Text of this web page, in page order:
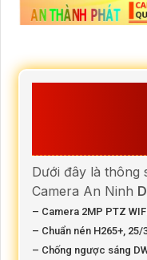
Dưới đây là thông
Camera An Ninh
– Camera 2MP PTZ
– Chuẩn nén H265+,
– Chống ngược sáng